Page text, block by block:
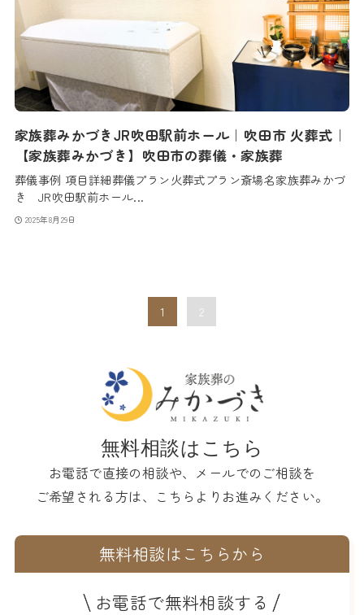
家族葬みかづきJR吹田駅前ホール｜吹田市 火葬式｜
【家族葬みかづき】吹田市の葬儀・家族葬
葬儀事例 項目詳細葬儀プラン火葬式プラン斎場名家族葬みかづ
き JR吹田駅前ホール...
2025年8月29日
1 2
無料相談はこちら
お電話で直接の相談や、メールでのご相談を
ご希望される方は、こちらよりお進みください。
無料相談はこちらから
お電話で無料相談する